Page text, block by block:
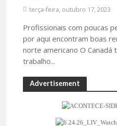
terça-feira, outubro 17, 2023
Profissionais com poucas
por aqui encontram boas
norte americano O Canadá
trabalho...
Advertisement